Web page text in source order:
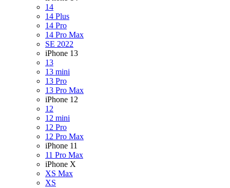
14
14 Plus
14 Pro
14 Pro Max
SE 2022
iPhone 13
13
13 mini
13 Pro
13 Pro Max
iPhone 12
12
12 mini
12 Pro
12 Pro Max
iPhone 11
11 Pro Max
iPhone X
XS Max
XS